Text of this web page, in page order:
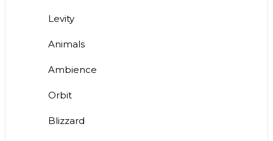
Levity
Animals
Ambience
Orbit
Blizzard